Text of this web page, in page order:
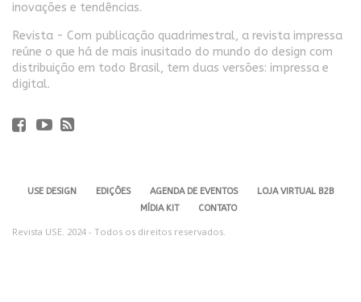
inovações e tendências.
Revista - Com publicação quadrimestral, a revista impressa
reúne o que há de mais inusitado do mundo do design com
distribuição em todo Brasil, tem duas versões: impressa e
digital.
USE DESIGN EDIÇÕES AGENDA DE EVENTOS
LOJA VIRTUAL B2B
MÍDIA KIT
CONTATO
Revista USE. 2024 - Todos os direitos reservados.